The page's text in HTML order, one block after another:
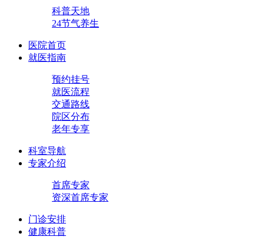
科普天地
24节气养生
医院首页
就医指南
预约挂号
就医流程
交通路线
院区分布
老年专享
科室导航
专家介绍
首席专家
资深首席专家
门诊安排
健康科普